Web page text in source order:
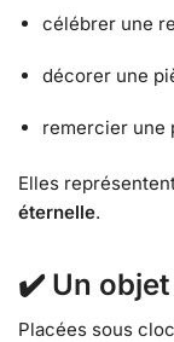
célébrer une
décorer une
remercier une
Elles
éternelle.
✔️ Un
Placées sous